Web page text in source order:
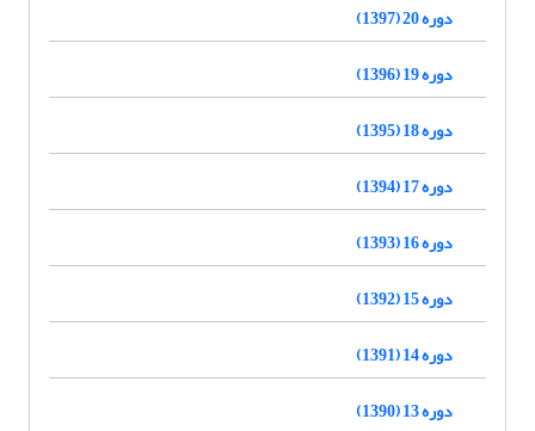
دوره 20 (1397)
دوره 19 (1396)
دوره 18 (1395)
دوره 17 (1394)
دوره 16 (1393)
دوره 15 (1392)
دوره 14 (1391)
دوره 13 (1390)